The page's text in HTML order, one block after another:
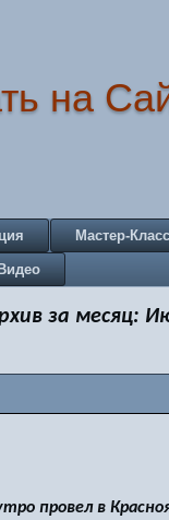
на
Мастер-
за месяц:
провел в